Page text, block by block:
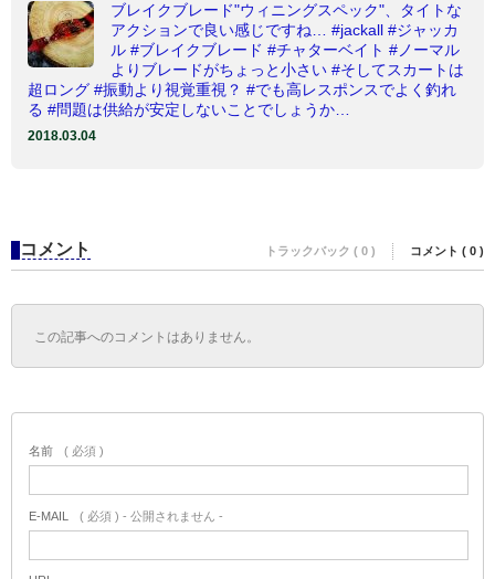
ブレイクブレード"ウィニングスペック"、タイトな
アクションで良い感じですね… #jackall #ジャッカ
ル #ブレイクブレード #チャターベイト #ノーマル
よりブレードがちょっと小さい #そしてスカートは
超ロング #振動より視覚重視？ #でも高レスポンスでよく釣れ
る #問題は供給が安定しないことでしょうか…
2018.03.04
コメント トラックバック ( 0 ) コメント ( 0 )
この記事へのコメントはありません。
名前 ( 必須 )
E-MAIL ( 必須 ) - 公開されません -